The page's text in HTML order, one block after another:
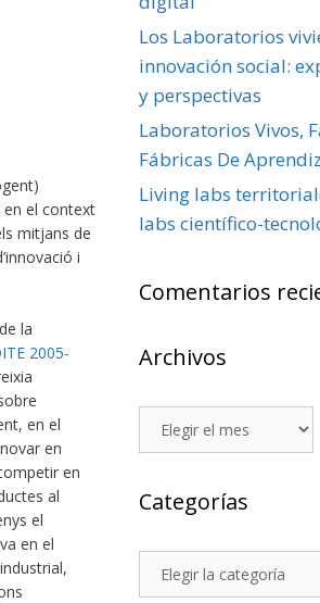
en el context
mitjans de
i
la
2005-
en el
en
en
al
el
en el
Los Laboratorios
innovación social:
y perspectivas
Laboratorios Vivos,
Fábricas De
Living labs
labs científico-
Comentarios
Archivos
Archivos
Categorías
Categorías